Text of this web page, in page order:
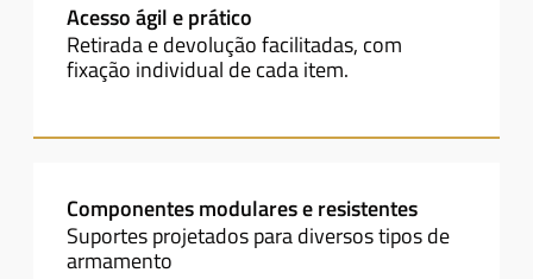
Acesso ágil e prático
Retirada e devolução facilitadas, com
fixação individual de cada item.
Componentes modulares e resistentes
Suportes projetados para diversos tipos de
armamento